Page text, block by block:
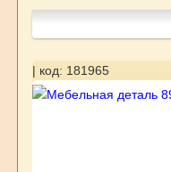
| код: 181965